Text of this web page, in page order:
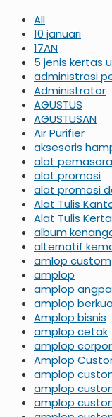
All
10 januari
17AN
5 jenis kertas
administrasi
Administrator
AGUSTUS
AGUSTUSAN
Air Purifier
aksesoris
alat
alat promosi
alat promosi
Alat Tulis
Alat Tulis
album
alternatif
amlop custom
amplop
amplop
amplop
Amplop bisnis
amplop cetak
amplop
Amplop
amplop
amplop
amplop